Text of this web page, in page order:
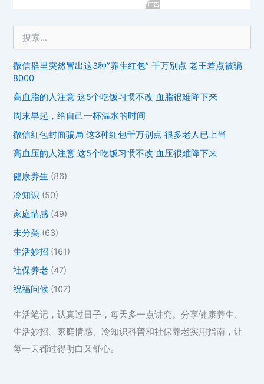
微信群里突然冒出这3种”养生红包” 千万别点 老王差点被骗
8000
高血脂的人注意 这5个吃饭习惯不改 血脂很难降下来
周末早起，给自己一杯温水的时间
微信红包封面骗局 这3种红包千万别点 很多老人已上当
高血压的人注意 这5个吃饭习惯不改 血压很难降下来
健康养生 (86)
冷知识 (50)
家庭情感 (49)
未分类 (63)
生活妙招 (161)
社保养老 (47)
祝福问候 (107)
生活笔记，认真过日子，每天多一点讲究。分享健康养生、
生活妙招、家庭情感、冷知识科普和社保养老实用指南，让
每一天都过得明白又舒心。